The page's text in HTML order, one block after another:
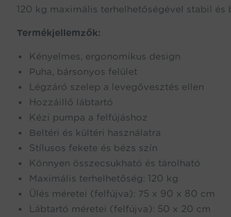
120 kg maximális terhelhetőségével stabil
Termékjellemzők:
Kényelmes, ergonomikus design
Puha, bársonyos felület
Légzáró szelep a levegővesztés ellen
Hozzáillő lábtartó
Kézi pumpa a felfújáshoz
Beltéri és kültéri használatra
Stílusos fekete és bézs szín
Könnyen összecsukható és tárolható
Maximális terhelhetőség: 120 kg
Ülés méretei (felfújva): 75 x 90 x 80 cm
Lábtartó méretei (felfújva): 50 x 20 cm